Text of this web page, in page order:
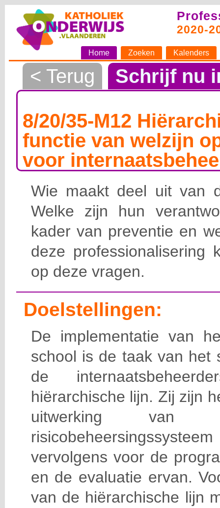
2020-
Home Zoeken Kalenders
< Terug Schrijf nu
8/20/35-M12
functie van welzijn
voor
Wie maakt deel uit van
Welke zijn hun
kader van preventie en
deze professionalisering
op deze vragen.
Doelstellingen:
De implementatie van
school is de taak van het
de
hiërarchische lijn. Zij zijn
uitwerking van
vervolgens voor de
en de evaluatie ervan.
van de hiërarchische lijn